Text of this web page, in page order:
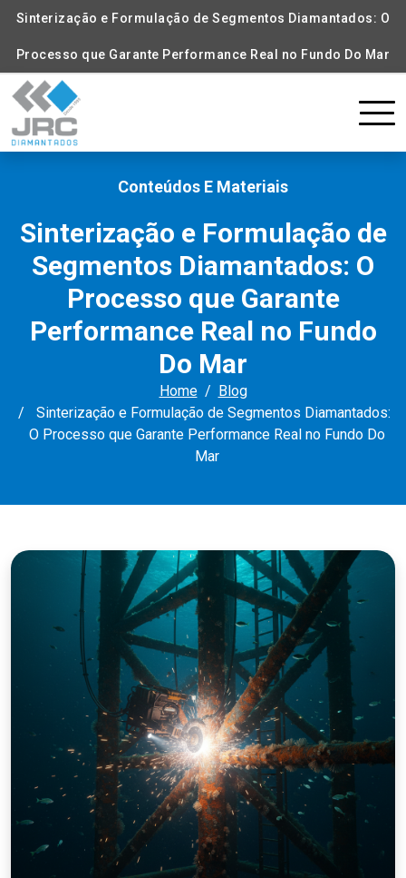
Sinterização e Formulação de Segmentos Diamantados: O
Processo que Garante Performance Real no Fundo Do Mar
Conteúdos E Materiais
Sinterização e Formulação de
Segmentos Diamantados: O
Processo que Garante
Performance Real no Fundo
Do Mar
Home
Blog
Sinterização e Formulação de Segmentos Diamantados:
O Processo que Garante Performance Real no Fundo Do
Mar